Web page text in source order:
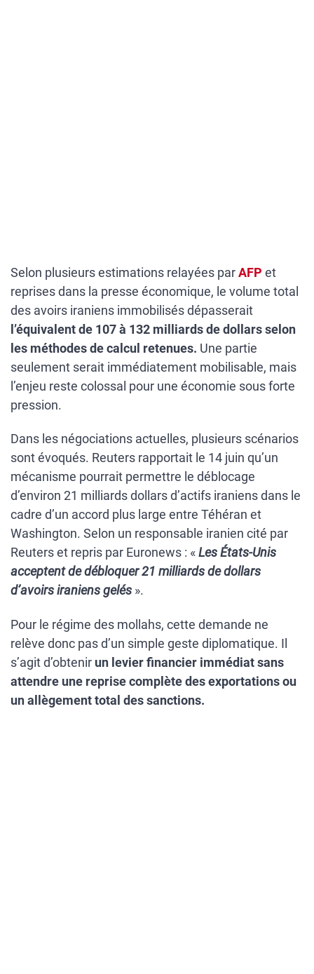
Selon plusieurs estimations relayées parAFP et
reprises dans la presse économique, le volume total
des avoirs iraniens immobilisés dépasserait
l’équivalent de 107 à 132 milliards de dollars selon
les méthodes de calcul retenues. Une partie
seulement serait immédiatement mobilisable, mais
l’enjeu reste colossal pour une économie sous forte
pression.
Dans les négociations actuelles, plusieurs scénarios
sont évoqués. Reuters rapportait le 14 juin qu’un
mécanisme pourrait permettre le déblocage
d’environ 21 milliards dollars d’actifs iraniens dans le
cadre d’un accord plus large entre Téhéran et
Washington. Selon un responsable iranien cité par
Reuters et repris par Euronews : «Les États-Unis
acceptent de débloquer 21 milliards de dollars
d’avoirs iraniens gelés ».
Pour le régime des mollahs, cette demande ne
relève donc pas d’un simple geste diplomatique. Il
s’agit d’obtenir un levier financier immédiat sans
attendre une reprise complète des exportations ou
un allègement total des sanctions.